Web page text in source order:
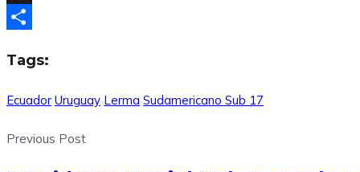
X
Tags:
Ecuador Uruguay Lerma Sudamericano Sub 17
Previous Post